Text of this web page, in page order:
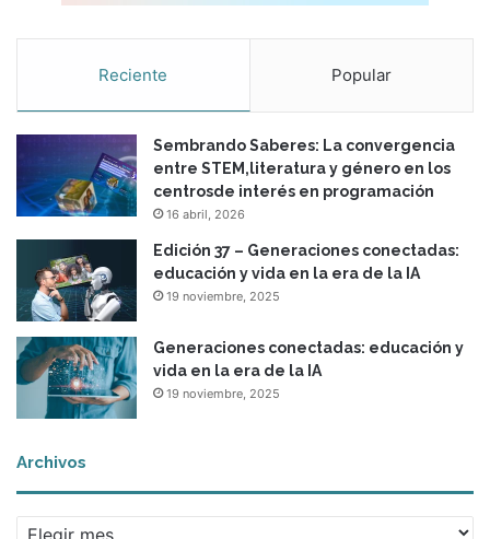
Reciente Popular
Sembrando Saberes: La convergencia
entre STEM,literatura y género en los
centrosde interés en programación
16 abril, 2026
Edición 37 – Generaciones conectadas:
educación y vida en la era de la IA
19 noviembre, 2025
Generaciones conectadas: educación y
vida en la era de la IA
19 noviembre, 2025
Archivos